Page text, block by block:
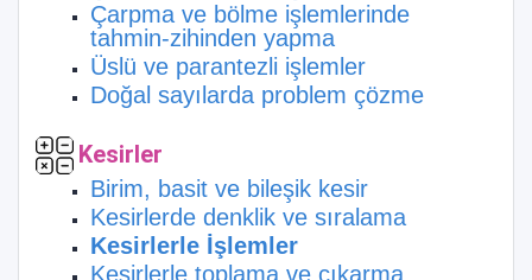
Çarpma ve bölme işlemlerinde
tahmin-zihinden yapma
Üslü ve parantezli işlemler
Doğal sayılarda problem çözme
Kesirler
Birim, basit ve bileşik kesir
Kesirlerde denklik ve sıralama
Kesirlerle İşlemler
Kesirlerle toplama ve çıkarma